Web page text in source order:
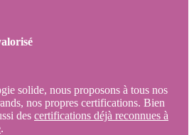
solide, nous proposons à tous nos
nos propres certifications. Bien
des certifications déjà reconnues à
.